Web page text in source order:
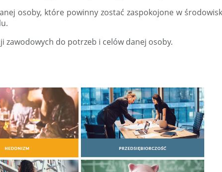
osoby, które powinny zostać zaspokojone w
do potrzeb i celów danej osoby.